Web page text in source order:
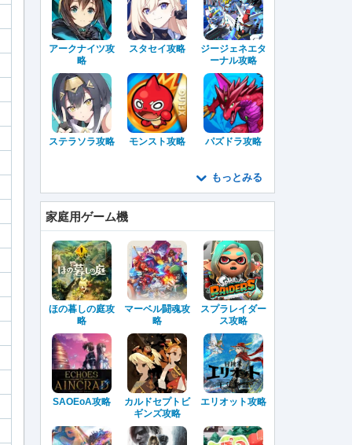
アークナイツ攻
略
スタセイ攻略
ジージェネエタ
ーナル攻略
ステラソラ攻略 モンスト攻略 パズドラ攻略
もっとみる
家庭用ゲーム機
ほの暮しの庭攻
略
マーベル闘魂攻
略
スプラレイダー
ス攻略
SAOEoA攻略
カルドセプトビ
ギンズ攻略
エリオット攻略